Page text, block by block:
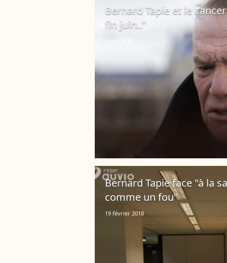
Bernard Tapie et le
fin juin.."
1 mai 2018
Bernard Tapie face "à la
comme un fou"
19 février 2018